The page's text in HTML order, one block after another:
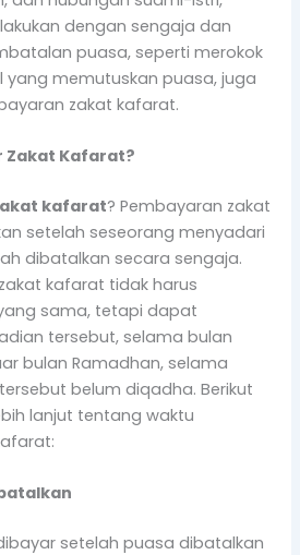
dengan sengaja dan
puasa, seperti merokok
memutuskan puasa, juga
zakat kafarat.
Zakat Kafarat?
kafarat? Pembayaran zakat
setelah seseorang menyadari
dibatalkan secara sengaja.
kafarat tidak harus
sama, tetapi dapat
tersebut, selama bulan
bulan Ramadhan, selama
belum diqadha. Berikut
lanjut tentang waktu
setelah puasa dibatalkan